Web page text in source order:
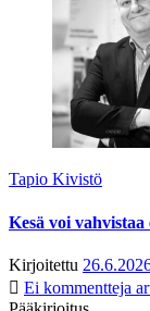
Tapio Kivistö
Kesä voi
Kirjoitettu
Ei kommentteja